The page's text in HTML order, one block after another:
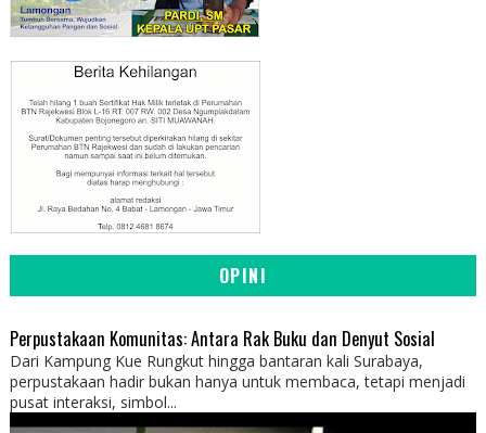
OPINI
Perpustakaan Komunitas: Antara Rak Buku dan Denyut Sosial
Dari Kampung Kue Rungkut hingga bantaran kali Surabaya,
perpustakaan hadir bukan hanya untuk membaca, tetapi menjadi
pusat interaksi, simbol...